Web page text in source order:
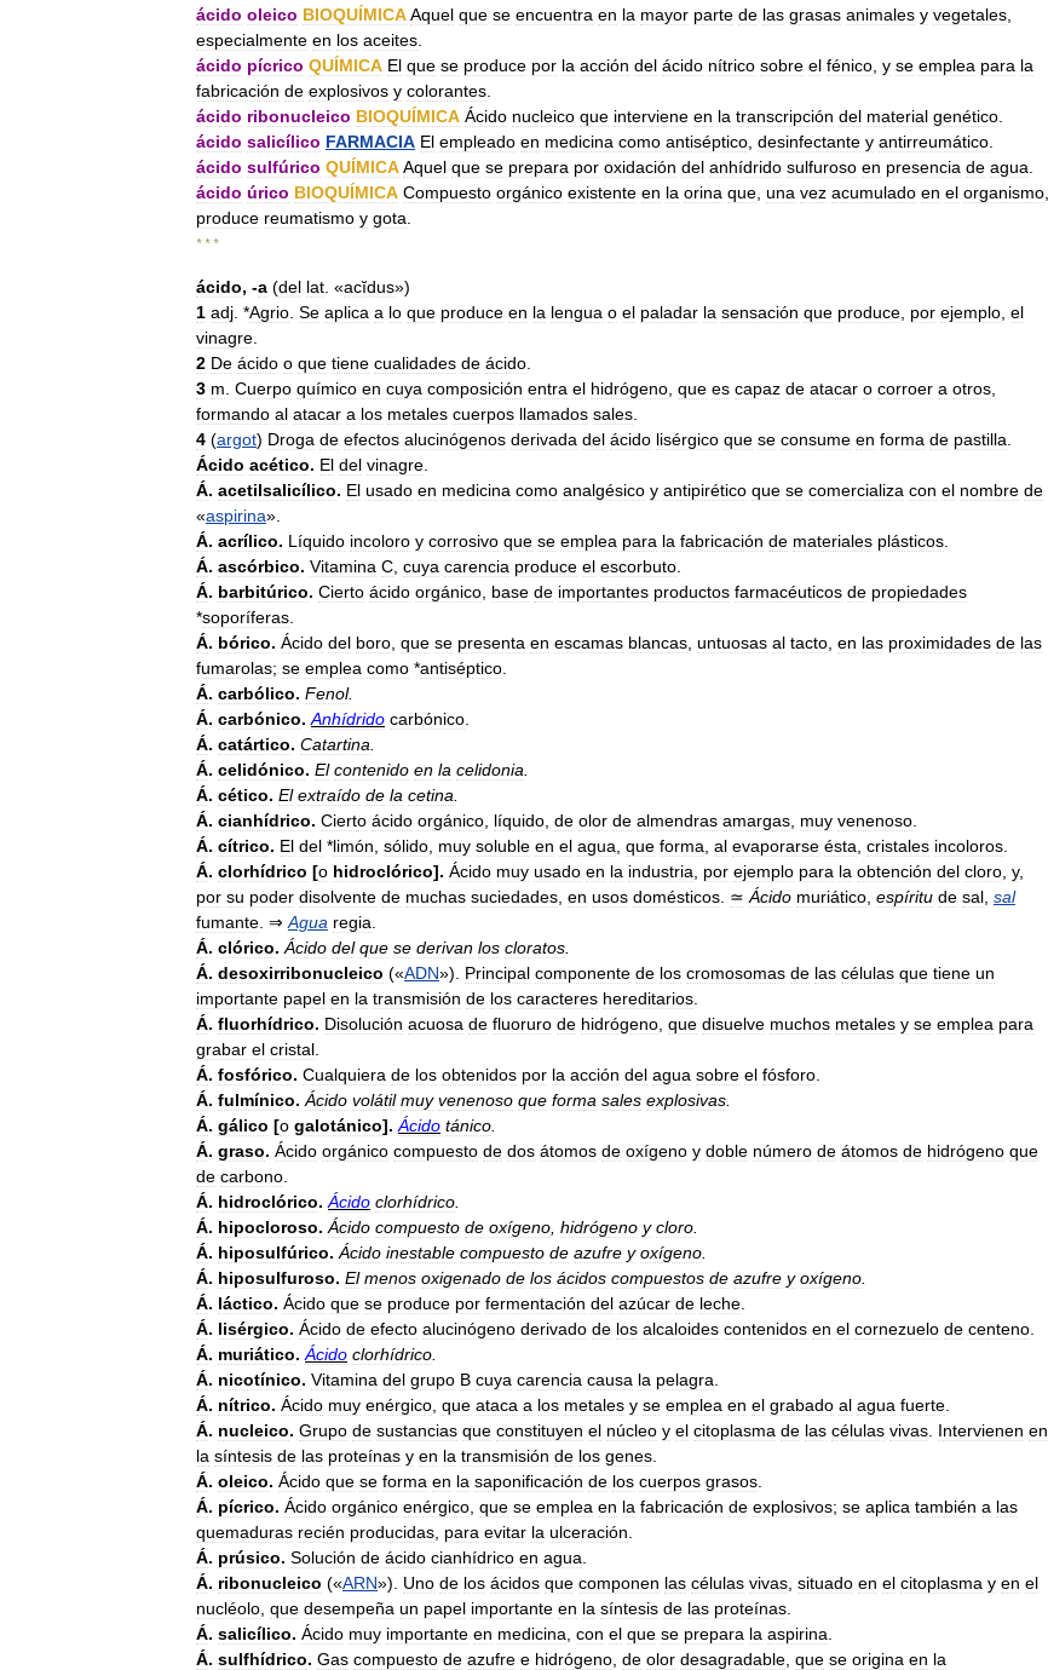
ácido oleico BIOQUÍMICAAquel que se encuentra en la mayor parte de las grasas animales y vegetales
especialmente en los aceites
ácido pícrico QUÍMICA El que se produce por la acción del ácido nítrico sobre el fénico y se emplea para la
fabricación de explosivos y colorantes
ácido ribonucleico BIOQUÍMICA Ácido nucleico que interviene en la transcripción del material genético
ácido salicílico FARMACIA El empleado en medicina como antiséptico desinfectante y antirreumático
ácido sulfúrico QUÍMICAAquel que se prepara por oxidación del anhídrido sulfuroso en presencia de agua
ácido úrico BIOQUÍMICA Compuesto orgánico existente en la orina que una vez acumulado en el organismo
produce reumatismo y gota
* * *
ácido, -a (del lat . «acĭdus»)
1 adj . *Agrio Se aplica a lo que produce en la lengua o el paladar la sensación que produce por ejemplo el
vinagre
2 De ácido o que tiene cualidades de ácido
3 m Cuerpo químico en cuya composición entra el hidrógeno que es capaz de atacar o corroer a otros
formando al atacar a los metales cuerpos llamados sales
4 (argot) Droga de efectos alucinógenos derivada del ácido lisérgico que se consume en forma de pastilla
Ácido acético. El del vinagre
Á. acetilsalicílico. El usado en medicina como analgésico y antipirético que se comercializa con el nombre de
«aspirina».
Á. acrílico. Líquido incoloro y corrosivo que se emplea para la fabricación de materiales plásticos
Á. ascórbico. Vitamina C cuya carencia produce el escorbuto
Á. barbitúrico. Cierto ácido orgánico base de importantes productos farmacéuticos de propiedades
*soporíferas
Á. bórico. Ácido del boro que se presenta en escamas blancas untuosas al tacto en las proximidades de las
fumarolas; se emplea como *antiséptico
Á. carbólico. Fenol.
Á. carbónico. Anhídrido carbónico
Á. catártico. Catartina
Á. celidónico. El contenido en la celidonia
Á. cético. El extraído de la cetina
Á. cianhídrico. Cierto ácido orgánico líquido de olor de almendras amargas muy venenoso
Á. cítrico. El del *limón sólido muy soluble en el agua que forma al evaporarse ésta cristales incoloros
Á. clorhídrico [o hidroclórico]. Ácido muy usado en la industria por ejemplo para la obtención del cloro y,
por su poder disolvente de muchas suciedades en usos domésticos ≃ Ácido muriático espíritu de sal sal
fumante . ⇒ Agua regia
Á. clórico. Ácido del que se derivan los cloratos
Á. desoxirribonucleico («ADN»). Principal componente de los cromosomas de las células que tiene un
importante papel en la transmisión de los caracteres hereditarios
Á. fluorhídrico. Disolución acuosa de fluoruro de hidrógeno que disuelve muchos metales y se emplea para
grabar el cristal
Á. fosfórico. Cualquiera de los obtenidos por la acción del agua sobre el fósforo
Á. fulmínico. Ácido volátil muy venenoso que forma sales explosivas
Á. gálico [o galotánico]. Ácido tánico
Á. graso. Ácido orgánico compuesto de dos átomos de oxígeno y doble número de átomos de hidrógeno que
de carbono
Á. hidroclórico. Ácido clorhídrico
Á. hipocloroso. Ácido compuesto de oxígeno hidrógeno y cloro
Á. hiposulfúrico. Ácido inestable compuesto de azufre y oxígeno
Á. hiposulfuroso. El menos oxigenado de los ácidos compuestos de azufre y oxígeno
Á. láctico. Ácido que se produce por fermentación del azúcar de leche
Á. lisérgico. Ácido de efecto alucinógeno derivado de los alcaloides contenidos en el cornezuelo de centeno
Á. muriático. Ácido clorhídrico
Á. nicotínico. Vitamina del grupo B cuya carencia causa la pelagra
Á. nítrico. Ácido muy enérgico que ataca a los metales y se emplea en el grabado al agua fuerte
Á. nucleico. Grupo de sustancias que constituyen el núcleo y el citoplasma de las células vivas Intervienen en
la síntesis de las proteínas y en la transmisión de los genes
Á. oleico. Ácido que se forma en la saponificación de los cuerpos grasos
Á. pícrico. Ácido orgánico enérgico que se emplea en la fabricación de explosivos; se aplica también a las
quemaduras recién producidas para evitar la ulceración
Á. prúsico. Solución de ácido cianhídrico en agua
Á. ribonucleico («ARN»). Uno de los ácidos que componen las células vivas situado en el citoplasma y en el
nucléolo que desempeña un papel importante en la síntesis de las proteínas
Á. salicílico. Ácido muy importante en medicina con el que se prepara la aspirina
Á. sulfhídrico. Gas compuesto de azufre e hidrógeno de olor desagradable que se origina en la